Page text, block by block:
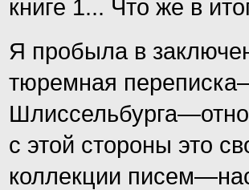
книге 1... Что же в
Я пробыла в
тюремная
с этой стороны это
коллекции